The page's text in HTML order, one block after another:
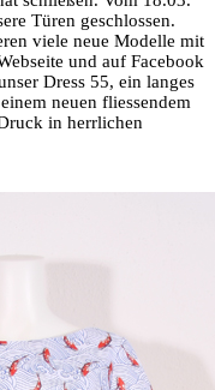
Türen geschlossen.
viele neue Modelle mit
und auf Facebook
Dress 55, ein langes
neuen fliessendem
in herrlichen